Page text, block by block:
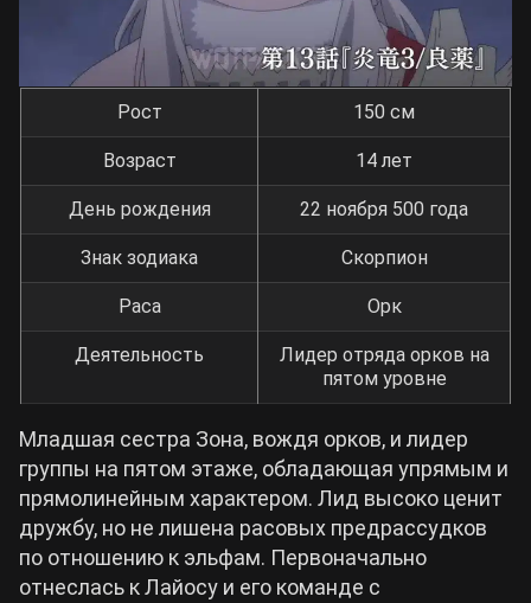
Рост 150 см
Возраст 14 лет
День рождения 22 ноября 500 года
Знак зодиака Скорпион
Раса Орк
Деятельность
Лидер отряда орков на
пятом уровне
Младшая сестра Зона, вождя орков, и лидер
группы на пятом этаже, обладающая упрямым и
прямолинейным характером. Лид высоко ценит
дружбу, но не лишена расовых предрассудков
по отношению к эльфам. Первоначально
отнеслась к Лайосу и его команде с